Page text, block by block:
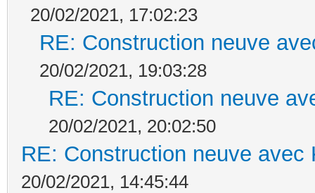
20/02/2021, 17:02:23
RE: Construction neuve
20/02/2021, 19:03:28
RE: Construction neuve
20/02/2021, 20:02:50
RE: Construction neuve avec
20/02/2021, 14:45:44